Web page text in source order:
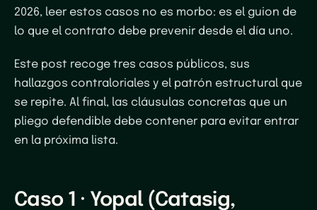
2026, leer estos casos no es morbo: es el guion de
lo que el contrato debe prevenir desde el día uno.
Este post recoge tres casos públicos, sus
hallazgos contraloriales y el patrón estructural que
se repite. Al final, las cláusulas concretas que un
pliego defendible debe contener para evitar entrar
en la próxima lista.
Caso 1 · Yopal (Catasig,